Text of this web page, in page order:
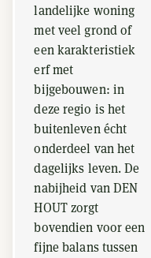
landelijke woning
met veel grond of
een karakteristiek
erf met
bijgebouwen: in
deze regio is het
buitenleven écht
onderdeel van het
dagelijks leven. De
nabijheid van DEN
HOUT zorgt
bovendien voor een
fijne balans tussen